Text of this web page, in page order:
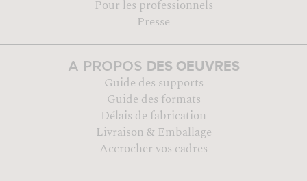
Pour les professionnels
Presse
A PROPOS DES OEUVRES
Guide des supports
Guide des formats
Délais de fabrication
Livraison & Emballage
Accrocher vos cadres